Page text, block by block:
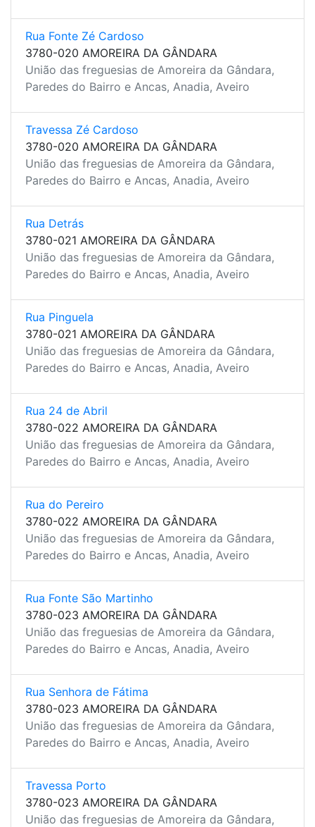
Rua Fonte Zé Cardoso
3780-020 AMOREIRA DA GÂNDARA
União das freguesias de Amoreira da Gândara,
Paredes do Bairro e Ancas, Anadia, Aveiro
Travessa Zé Cardoso
3780-020 AMOREIRA DA GÂNDARA
União das freguesias de Amoreira da Gândara,
Paredes do Bairro e Ancas, Anadia, Aveiro
Rua Detrás
3780-021 AMOREIRA DA GÂNDARA
União das freguesias de Amoreira da Gândara,
Paredes do Bairro e Ancas, Anadia, Aveiro
Rua Pinguela
3780-021 AMOREIRA DA GÂNDARA
União das freguesias de Amoreira da Gândara,
Paredes do Bairro e Ancas, Anadia, Aveiro
Rua 24 de Abril
3780-022 AMOREIRA DA GÂNDARA
União das freguesias de Amoreira da Gândara,
Paredes do Bairro e Ancas, Anadia, Aveiro
Rua do Pereiro
3780-022 AMOREIRA DA GÂNDARA
União das freguesias de Amoreira da Gândara,
Paredes do Bairro e Ancas, Anadia, Aveiro
Rua Fonte São Martinho
3780-023 AMOREIRA DA GÂNDARA
União das freguesias de Amoreira da Gândara,
Paredes do Bairro e Ancas, Anadia, Aveiro
Rua Senhora de Fátima
3780-023 AMOREIRA DA GÂNDARA
União das freguesias de Amoreira da Gândara,
Paredes do Bairro e Ancas, Anadia, Aveiro
Travessa Porto
3780-023 AMOREIRA DA GÂNDARA
União das freguesias de Amoreira da Gândara,